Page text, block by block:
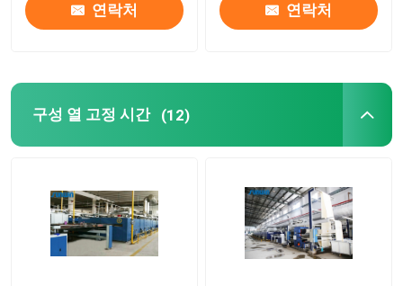
연락처 연락처
구성 열 고정 시간 (12)